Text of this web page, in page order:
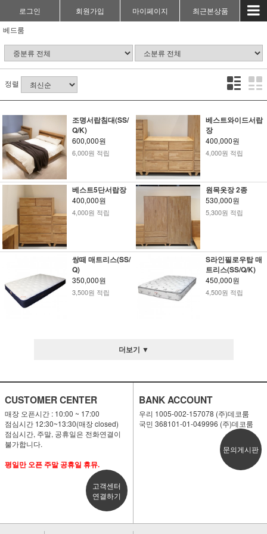
로그인 회원가입 마이페이지
최근본상품
베드룸
정렬
조명서랍침대(SS/
Q/K)
600,000원
6,000원 적립
베스트와이드서랍
장
400,000원
4,000원 적립
베스트5단서랍장
400,000원
4,000원 적립
원목옷장 2종
530,000원
5,300원 적립
쌍떼 매트리스(SS/
Q)
350,000원
3,500원 적립
S라인필로우탑 매
트리스(SS/Q/K)
450,000원
4,500원 적립
더보기 ▼
CUSTOMER CENTER
매장 오픈시간 : 10:00 ~ 17:00
점심시간 12:30~13:30(매장 closed)
점심시간, 주말, 공휴일은 전화연결이
불가합니다.
평일만 오픈 주말 공휴일 휴뮤.
고객센터
연결하기
BANK ACCOUNT
우리 1005-002-157078 (주)데코룸
국민 368101-01-049996 (주)데코룸
문의게시판